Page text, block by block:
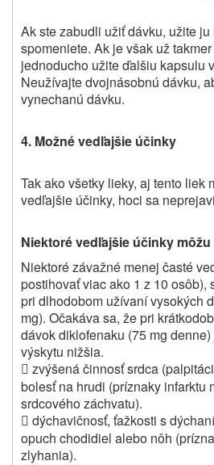
Ak ste zabudli užiť dávku, užite ju
spomeniete. Ak je však už
jednoducho užite ďalšiu kapsulu
Neužívajte dvojnásobnú dávku,
vynechanú dávku.
4. Možné vedľajšie účinky
Tak ako všetky lieky, aj tento liek
vedľajšie účinky, hoci sa
Niektoré vedľajšie účinky
Niektoré závažné menej časté
postihovať viac ako 1 z 10 osôb),
pri dlhodobom užívaní vysokých
mg). Očakáva sa, že pri
dávok diklofenaku (75 mg
výskytu nižšia.
 zvýšená činnosť srdca
bolesť na hrudi (príznaky infarktu
srdcového záchvatu).
 dýchavičnosť, ťažkosti s
opuch chodidiel alebo nôh
zlyhania).